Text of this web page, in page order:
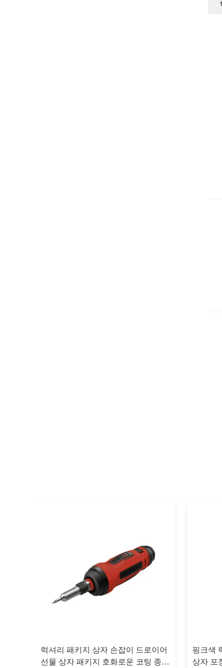
럭셔리 패키지 상자 손잡이 드로이어
선물 상자 패키지 호화로운 코팅 종이
핑크색
상자 포